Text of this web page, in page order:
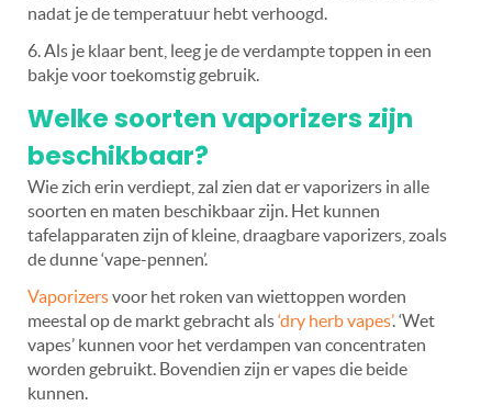
nadat je de temperatuur hebt verhoogd.
6. Als je klaar bent, leeg je de verdampte toppen in een
bakje voor toekomstig gebruik.
Welke soorten vaporizers zijn
beschikbaar?
Wie zich erin verdiept, zal zien dat er vaporizers in alle
soorten en maten beschikbaar zijn. Het kunnen
tafelapparaten zijn of kleine, draagbare vaporizers, zoals
de dunne ‘vape-pennen’.
Vaporizersvoor het roken van wiettoppen worden
meestal op de markt gebracht als‘dry herb vapes’. ‘Wet
vapes’ kunnen voor het verdampen van concentraten
worden gebruikt. Bovendien zijn er vapes die beide
kunnen.